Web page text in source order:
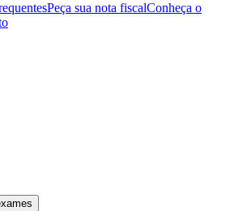
Peça sua nota fiscalConheça o